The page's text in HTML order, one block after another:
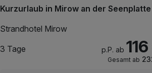
Kurzurlaub in Mirow an der Seenplatte
Strandhotel Mirow
3 Tage
p.P. ab
Gesamt ab